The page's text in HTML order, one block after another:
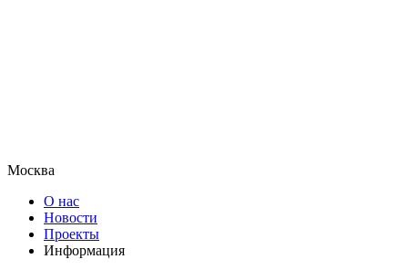
Москва
О нас
Новости
Проекты
Информация